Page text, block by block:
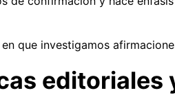
que investigamos
editoriales